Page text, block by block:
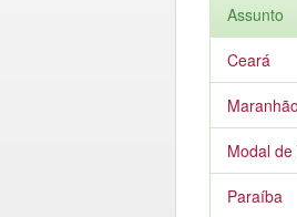
Assunto
Ceará
Maranhão
Modal
Paraíba